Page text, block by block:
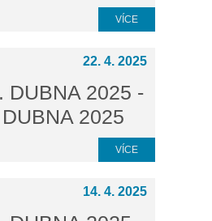
VÍCE
22. 4. 2025
DUBNA 2025 -
2025
VÍCE
14. 4. 2025